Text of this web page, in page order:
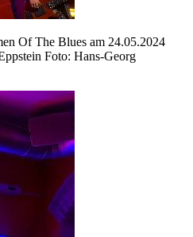
Of The Blues am 24.05.2024
Foto: Hans-Georg